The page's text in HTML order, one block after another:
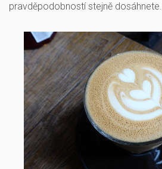
pravděpodobností stejně dosáhnete.